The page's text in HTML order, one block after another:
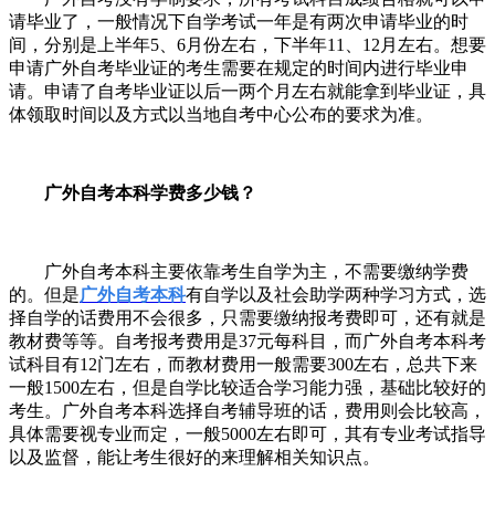
请毕业了，一般情况下自学考试一年是有两次申请毕业的时
间，分别是上半年5 6月份左右，下半年11 12 月左右。想要
申请广外自考毕业证的考生需要在规定的时间内进行毕业申
请。申请了自考毕业证以后一两个月左右就能拿到毕业证，具
体领取时间以及方式以当地自考中心公布的要求为准。
广外自考本科学费多少钱？
广外自考本科主要依靠考生自学为主，不需要缴纳学费
的。但是广外自考本科有自学以及社会助学两种学习方式，选
择自学的话费用不会很多，只需要缴纳报考费即可，还有就是
教材费等等。自考报考费用是37元每科目，而广外自考本科考
试科目有12门左右，而教材费用一般需要300左右，总共下来
一般1500左右，但是自学比较适合学习能力强，基础比较好的
考生。广外自考本科选择自考辅导班的话，费用则会比较高，
具体需要视专业而定，一般5000左右即可，其有专业考试指导
以及监督，能让考生很好的来理解相关知识点。